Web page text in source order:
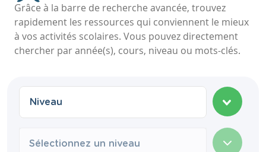
Grâce à la barre de recherche avancée, trouvez
rapidement les ressources qui conviennent le mieux
à vos activités scolaires. Vous pouvez directement
chercher par année(s), cours, niveau ou mots-clés.
Sélectionnez un niveau